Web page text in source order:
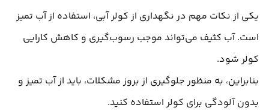
یکی از نکات مهم در نگهداری از کولر آبی، استفاده از آب تمیز
است. آب کثیف می‌تواند موجب رسوب‌گیری و کاهش کارایی
کولر شود.
بنابراین، به منظور جلوگیری از بروز مشکلات، باید از آب تمیز و
بدون آلودگی برای کولر استفاده کنید.